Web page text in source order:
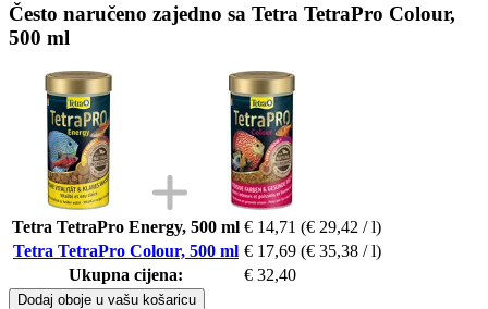
Često naručeno zajedno sa Tetra TetraPro Colour,
500 ml
Tetra TetraPro Energy, 500 ml € 14,71 (€ 29,42 / l)
Tetra TetraPro Colour, 500 ml € 17,69 (€ 35,38 / l)
Ukupna cijena:
€ 32,40
Dodaj oboje u vašu košaricu